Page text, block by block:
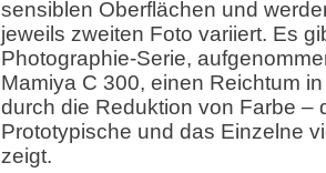
sensiblen Oberflächen und
jeweils zweiten Foto variiert. Es
Photographie-Serie,
Mamiya C 300, einen Reichtum
durch die Reduktion von Farbe –
Prototypische und das Einzelne
zeigt.